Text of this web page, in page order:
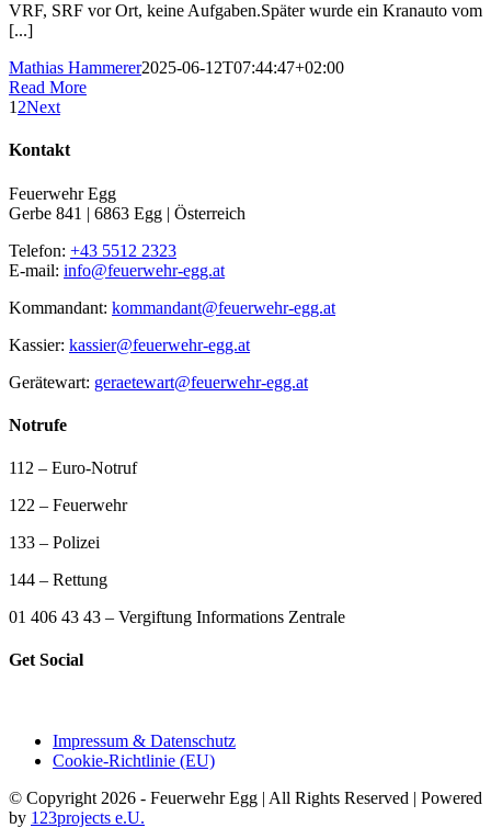
VRF, SRF vor Ort, keine Aufgaben.Später wurde ein Kranauto vom
[...]
Mathias Hammerer2025-06-12T07:44:47+02:00
Read More
1 2Next
Kontakt
Feuerwehr Egg
Gerbe 841 | 6863 Egg | Österreich
Telefon: +43 5512 2323
E-mail: info@feuerwehr-egg.at
Kommandant: kommandant@feuerwehr-egg.at
Kassier: kassier@feuerwehr-egg.at
Gerätewart: geraetewart@feuerwehr-egg.at
Notrufe
112 – Euro-Notruf
122 – Feuerwehr
133 – Polizei
144 – Rettung
01 406 43 43 – Vergiftung Informations Zentrale
Get Social
Impressum & Datenschutz
Cookie-Richtlinie (EU)
© Copyright 2026 - Feuerwehr Egg | All Rights Reserved | Powered
by 123projects e.U.